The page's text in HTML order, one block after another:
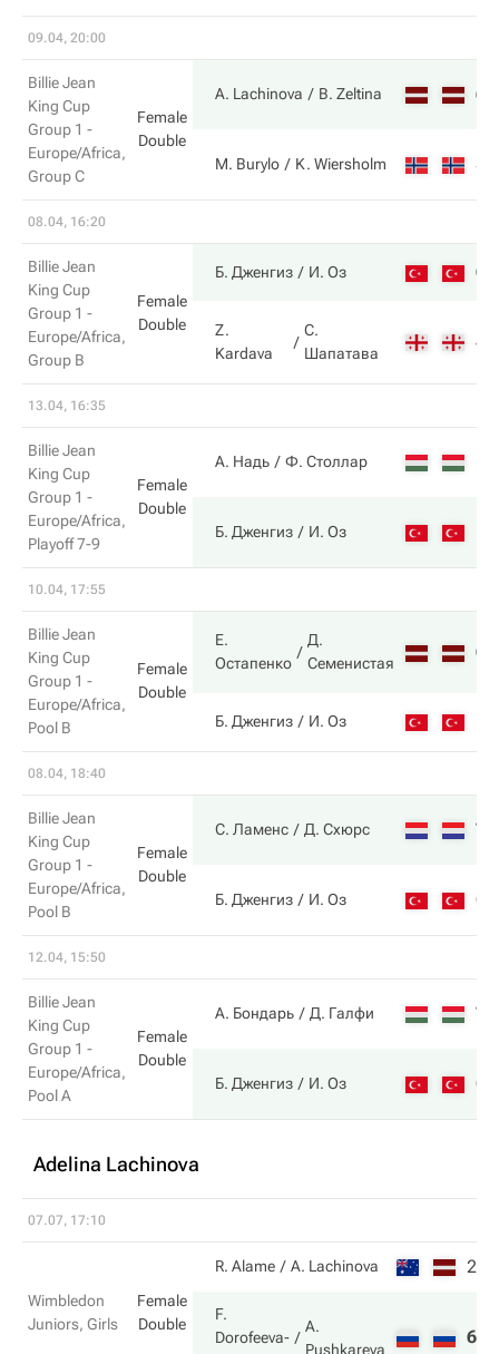
09.04, 20:00
Billie Jean
King Cup
Group 1 -
Europe/Africa,
Group C
Female
Double
A. Lachinova B. Zeltina 6
M. Burylo K. Wiersholm 3
08.04, 16:20
Billie Jean
King Cup
Group 1 -
Europe/Africa,
Group B
Female
Double
Б. Дженгиз И. Оз 6
Z.
Kardava
С.
Шапатава
4
13.04, 16:35
Billie Jean
King Cup
Group 1 -
Europe/Africa,
Playoff 7-9
Female
Double
А. Надь Ф. Столлар
Б. Дженгиз И. Оз
10.04, 17:55
Billie Jean
King Cup
Group 1 -
Europe/Africa,
Pool B
Female
Double
Е.
Остапенко
Д.
Семенистая
6
Б. Дженгиз И. Оз
08.04, 18:40
Billie Jean
King Cup
Group 1 -
Europe/Africa,
Pool B
Female
Double
С. Ламенс Д. Схюрс 7
Б. Дженгиз И. Оз 6
12.04, 15:50
Billie Jean
King Cup
Group 1 -
Europe/Africa,
Pool A
Female
Double
А. Бондарь Д. Галфи 7
Б. Дженгиз И. Оз 6
Adelina Lachinova
07.07, 17:10
Wimbledon
Juniors, Girls
Female
Double
R. Alame A. Lachinova 2
F.
Dorofeeva-
A.
Pushkareva
6